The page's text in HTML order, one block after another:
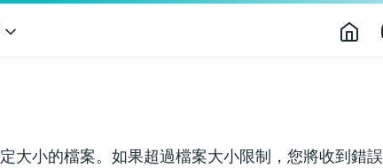
大小的檔案。如果超過檔案大小限制，您將收到錯誤